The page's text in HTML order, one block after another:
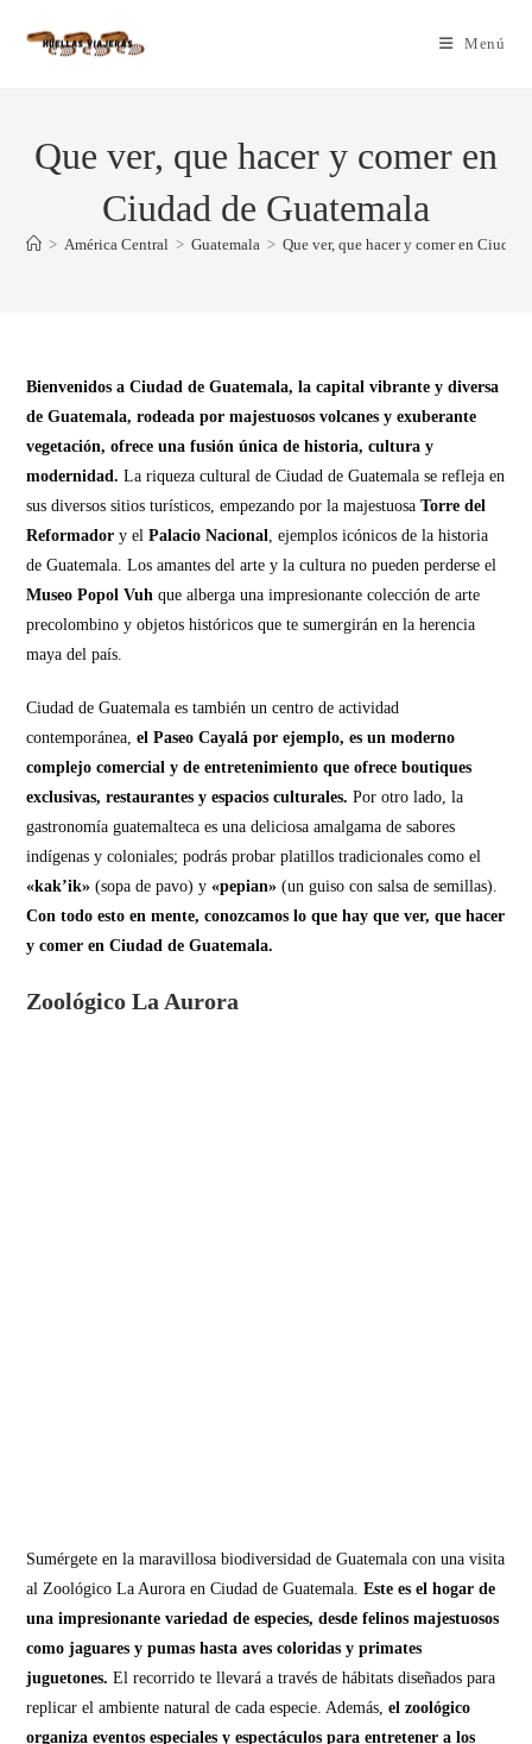
Menú
Que ver, que hacer y comer en
Ciudad de Guatemala
> América Central > Guatemala > Que ver, que hacer y comer en Ciudad
Bienvenidos a Ciudad de Guatemala, la capital vibrante y diversa
de Guatemala, rodeada por majestuosos volcanes y exuberante
vegetación, ofrece una fusión única de historia, cultura y
modernidad.La riqueza cultural de Ciudad de Guatemala se refleja en
sus diversos sitios turísticos, empezando por la majestuosaTorre del
Reformadory elPalacio Nacional, ejemplos icónicos de la historia
de Guatemala. Los amantes del arte y la cultura no pueden perderse el
Museo Popol Vuhque alberga una impresionante colección de arte
precolombino y objetos históricos que te sumergirán en la herencia
maya del país.
Ciudad de Guatemala es también un centro de actividad
contemporánea, el Paseo Cayalá por ejemplo, es un moderno
complejo comercial y de entretenimiento que ofrece boutiques
exclusivas, restaurantes y espacios culturales. Por otro lado, la
gastronomía guatemalteca es una deliciosa amalgama de sabores
indígenas y coloniales; podrás probar platillos tradicionales como el
«kak’ik» (sopa de pavo) y«pepian»(un guiso con salsa de semillas).
Con todo esto en mente, conozcamos lo que hay que ver, que hacer
y comer en Ciudad de Guatemala.
Zoológico La Aurora
Sumérgete en la maravillosa biodiversidad de Guatemala con una visita
al Zoológico La Aurora en Ciudad de Guatemala. Este es el hogar de
una impresionante variedad de especies, desde felinos majestuosos
como jaguares y pumas hasta aves coloridas y primates
juguetones. El recorrido te llevará a través de hábitats diseñados para
replicar el ambiente natural de cada especie. Además, el zoológico
organiza eventos especiales y espectáculos para entretener a los